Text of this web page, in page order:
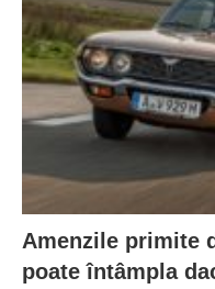
Amenzile primite
poate întâmpla